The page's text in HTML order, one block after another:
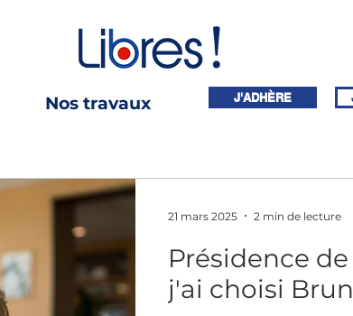
Nos travaux J'ADHÈRE
Présidence
j'ai choisi
21 mars 2025 2 min de lecture